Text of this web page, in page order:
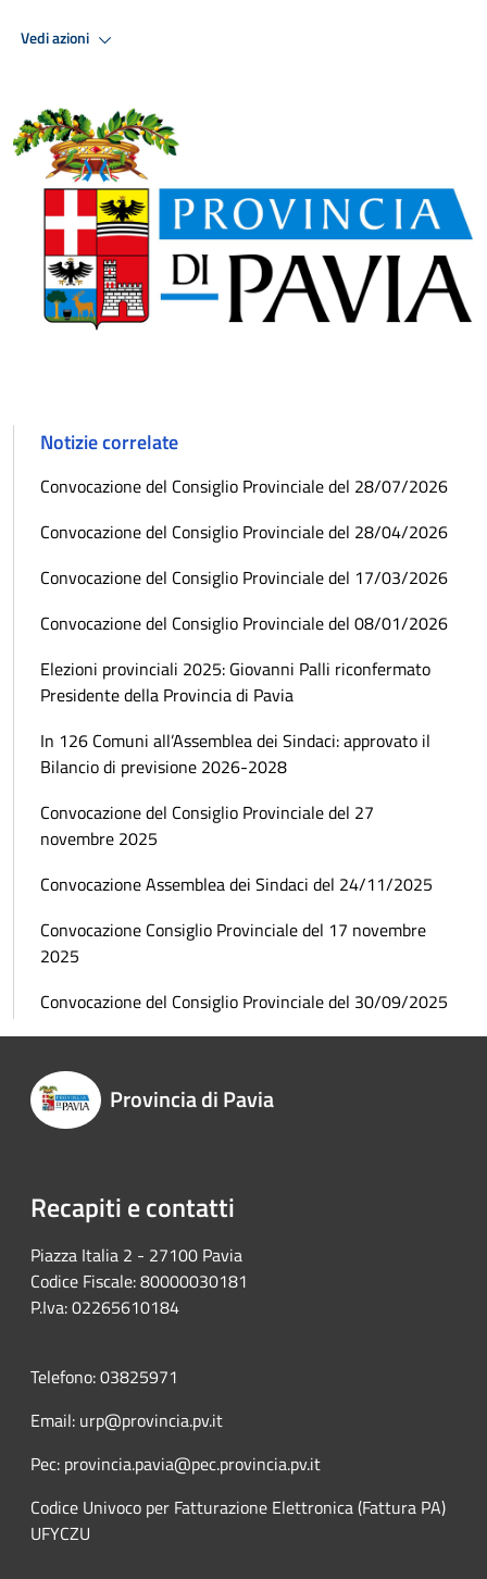
Vedi azioni
Notizie correlate
Convocazione del Consiglio Provinciale del 28/07/2026
Convocazione del Consiglio Provinciale del 28/04/2026
Convocazione del Consiglio Provinciale del 17/03/2026
Convocazione del Consiglio Provinciale del 08/01/2026
Elezioni provinciali 2025: Giovanni Palli riconfermato
Presidente della Provincia di Pavia
In 126 Comuni all’Assemblea dei Sindaci: approvato il
Bilancio di previsione 2026-2028
Convocazione del Consiglio Provinciale del 27
novembre 2025
Convocazione Assemblea dei Sindaci del 24/11/2025
Convocazione Consiglio Provinciale del 17 novembre
2025
Convocazione del Consiglio Provinciale del 30/09/2025
Provincia di Pavia
Recapiti e contatti
Piazza Italia 2 - 27100 Pavia
Codice Fiscale: 80000030181
P.Iva: 02265610184
Telefono: 03825971
Email: urp@provincia.pv.it
Pec: provincia.pavia@pec.provincia.pv.it
Codice Univoco per Fatturazione Elettronica (Fattura PA)
UFYCZU